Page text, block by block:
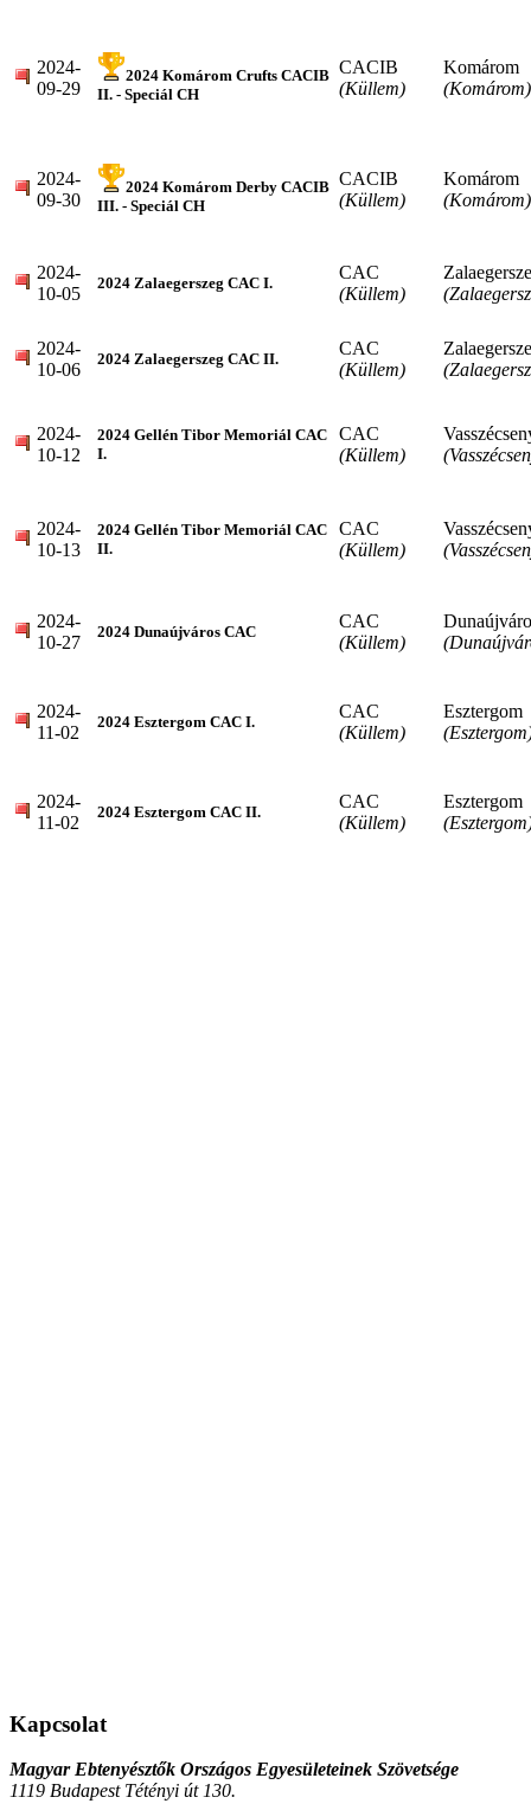
2024-
09-29
2024 Komárom Crufts CACIB
II. - Speciál CH
CACIB
(Küllem)
Komárom
(Komárom)
2024-
09-30
2024 Komárom Derby CACIB
III. - Speciál CH
CACIB
(Küllem)
Komárom
(Komárom)
2024-
10-05
2024 Zalaegerszeg CAC I.
CAC
(Küllem)
2024-
10-06
2024 Zalaegerszeg CAC II.
CAC
(Küllem)
2024-
10-12
2024 Gellén Tibor Memoriál CAC
I.
CAC
(Küllem)
2024-
10-13
2024 Gellén Tibor Memoriál CAC
II.
CAC
(Küllem)
2024-
10-27
2024 Dunaújváros CAC
CAC
(Küllem)
2024-
11-02
2024 Esztergom CAC I.
CAC
(Küllem)
Esztergom
2024-
11-02
2024 Esztergom CAC II.
CAC
(Küllem)
Esztergom
Kapcsolat
Magyar Ebtenyésztők Országos Egyesületeinek Szövetsége
1119 Budapest Tétényi út 130.